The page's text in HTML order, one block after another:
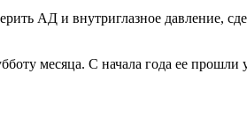
АД и внутриглазное давление,
месяца. С начала года ее